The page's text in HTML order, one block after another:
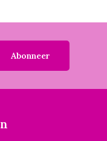
Abonneer